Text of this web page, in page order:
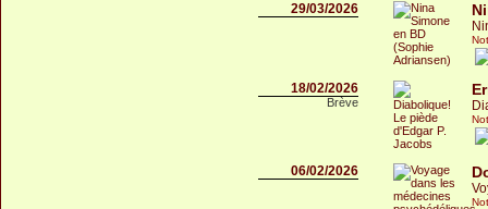
29/03/2026
18/02/2026
Brève
06/02/2026